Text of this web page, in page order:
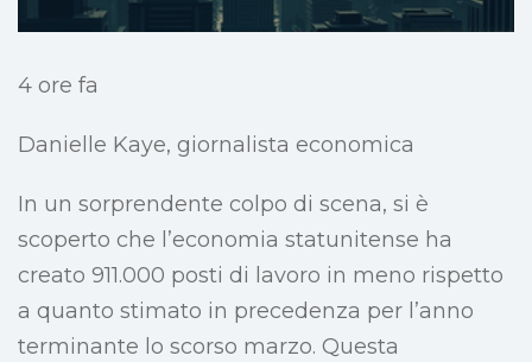
4 ore fa
Danielle Kaye, giornalista economica
In un sorprendente colpo di scena, si è
scoperto che l’economia statunitense ha
creato 911.000 posti di lavoro in meno rispetto
a quanto stimato in precedenza per l’anno
terminante lo scorso marzo. Questa